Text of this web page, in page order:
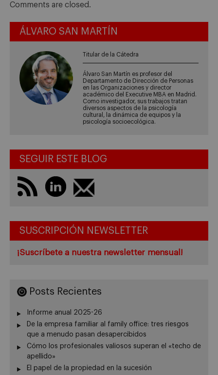
Comments are closed.
ÁLVARO SAN MARTÍN
Titular de la Cátedra
Álvaro San Martín es profesor del
Departamento de Dirección de Personas
en las Organizaciones y director
académico del Executive MBA en Madrid.
Como investigador, sus trabajos tratan
diversos aspectos de la psicología
cultural, la dinámica de equipos y la
psicología socioecológica.
SEGUIR ESTE BLOG
SUSCRIPCIÓN NEWSLETTER
¡Suscríbete a nuestra newsletter mensual!
Posts Recientes
Informe anual 2025-26
De la empresa familiar al family office: tres riesgos
que a menudo pasan desapercibidos
Cómo los profesionales valiosos superan el «techo de
apellido»
El papel de la propiedad en la sucesión